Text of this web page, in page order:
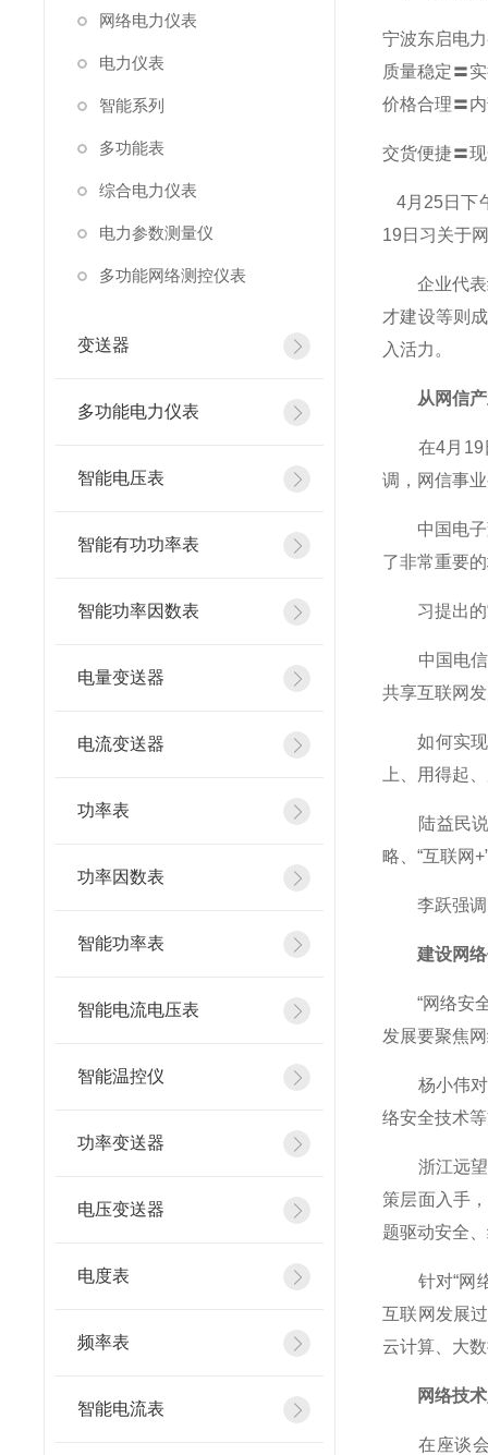
网络电力仪表
电力仪表
智能系列
多功能表
综合电力仪表
电力参数测量仪
多功能网络测控仪表
变送器
多功能电力仪表
智能电压表
智能有功功率表
智能功率因数表
电量变送器
电流变送器
功率表
功率因数表
智能功率表
智能电流电压表
智能温控仪
功率变送器
电压变送器
电度表
频率表
智能电流表
宁波东启电
质量稳定〓
价格合理〓
交货便捷〓
4月25日下
19日习关于
企业代表纷
才建设等则
入活力。
从网信产
在4月19日
调，网信事
中国电子董
了非常重要
习提出的“
中国电信集
共享互联网
如何实现习
上、用得起
陆益民说
略、“互联网
李跃强调，
建设网络
“网络安全
发展要聚焦
杨小伟对此
络安全技术
浙江远望信
策层面入手
题驱动安全
针对“网络
互联网发展
云计算、大
网络技术
在座谈会